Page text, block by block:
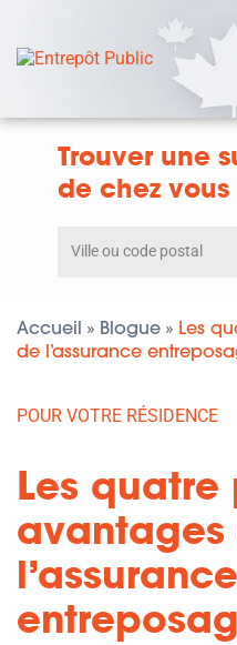
Trouver une
de chez vous
par
code
postal
Accueil » Blogue » Les
de l’assurance
POUR VOTRE RÉSIDENCE
Les
avantages
l’assurance